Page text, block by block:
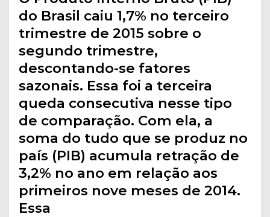
do Brasil caiu 1,7% no terceiro
trimestre de 2015 sobre o
segundo trimestre,
descontando-se fatores
sazonais. Essa foi a terceira
queda consecutiva nesse tipo
de comparação. Com ela, a
soma do tudo que se produz no
país (PIB) acumula retração de
3,2% no ano em relação aos
primeiros nove meses de 2014.
Essa